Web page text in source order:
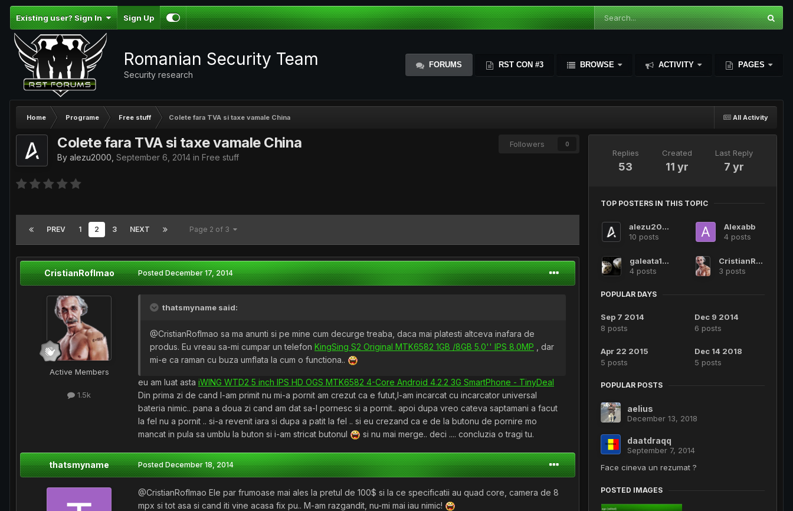
Existing user? Sign In Sign Up
Romanian Security Team
Security research
FORUMS RST CON #3 BROWSE ACTIVITY PAGES
All Activity
Home Programe Free stuff Colete fara TVA si taxe vamale China
Followers 0
Colete fara TVA si taxe vamale China
By alezu2000 September 6, 2014 in Free stuff
PREV 1 2 3 NEXT Page 2 of 3
CristianRoflmao
Active Members
1.5k
PostedDecember 17, 2014
thatsmyname said:
@CristianRoflmao sa ma anunti si pe mine cum decurge treaba, daca mai platesti altceva inafara de
produs. Eu vreau sa-mi cumpar un telefon KingSing S2 Original MTK6582 1GB /8GB 5.0'' IPS 8.0MP , dar
mi-e ca raman cu buza umflata la cum o functiona..
eu am luat asta iWING WTD2 5 inch IPS HD OGS MTK6582 4-Core Android 4.2.2 3G SmartPhone - TinyDeal
Din prima zi de cand l-am primit nu mi-a pornit am crezut ca e futut,l-am incarcat cu incarcator universal
bateria nimic.. pana a doua zi cand am dat sa-l pornesc si a pornit.. apoi dupa vreo cateva saptamani a facut
la fel nu a pornit .. si-a revenit iara si dupa a patit la fel .. si eu crezand ca e de la butonu de pornire mo
mancat in pula sa umblu la buton si i-am stricat butonul
si nu mai merge.. deci .... concluzia o tragi tu.
thatsmyname PostedDecember 18, 2014
@CristianRoflmao Ele par frumoase mai ales la pretul de 100$ si la ce specificatii au quad core, camera de 8
mpx si tot asa si cand iti vine acasa fix pu.. M-am razgandit, nu-mi mai iau nimic!
Replies
53
Created
11 yr
Last Reply
7 yr
TOP POSTERS IN THIS TOPIC
alezu2000
10 posts
Alexabb
4 posts
galeata123
4 posts
CristianRoflmao
3 posts
POPULAR DAYS
Sep 7 2014
8 posts
Dec 9 2014
6 posts
Apr 22 2015
5 posts
Dec 14 2018
5 posts
POPULAR POSTS
aelius
December 13, 2018
daatdraqq
September 7, 2014
Face cineva un rezumat ?
POSTED IMAGES